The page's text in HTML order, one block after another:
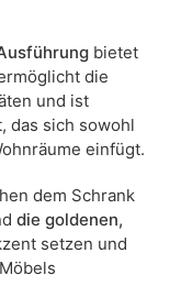
bietet
die
und ist
das sich sowohl
einfügt.
dem Schrank
die goldenen,
setzen und